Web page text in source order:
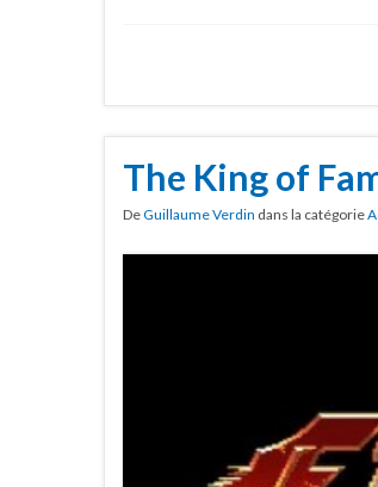
The King of
DeGuillaume Verdin dans la catégorie